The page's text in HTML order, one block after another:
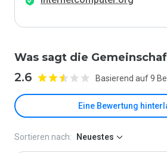
Was sagt die
2.6 Basierend auf 9
Eine Bewertung
Sortieren nach: Neuestes